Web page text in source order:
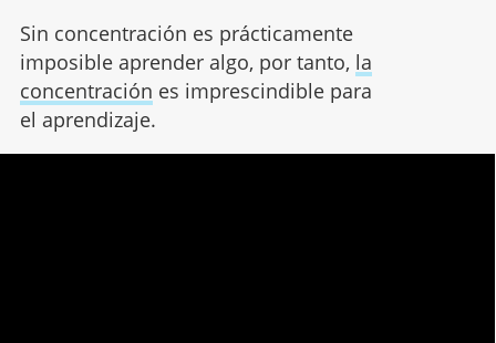
Sin concentración es prácticamente
imposible aprender algo, por tanto, la
concentración es imprescindible para
el aprendizaje.